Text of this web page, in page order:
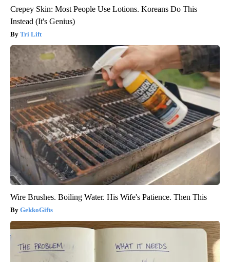
Crepey Skin: Most People Use Lotions. Koreans Do This
Instead (It's Genius)
Tri Lift
Wire Brushes. Boiling Water. His Wife's Patience. Then This
GekkoGifts